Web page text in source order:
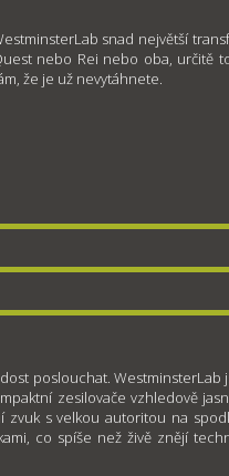
snad největší
nebo Rei nebo oba, určitě
že je už nevytáhnete.
poslouchat. WestminsterLab
zesilovače vzhledově
s velkou autoritou na
co spíše než živě znějí